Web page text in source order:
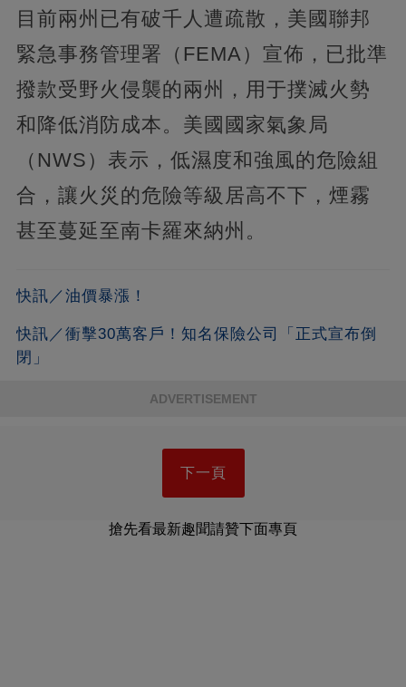
目前兩州已有破千人遭疏散，美國聯邦
緊急事務管理署（FEMA）宣佈，已批準
撥款受野火侵襲的兩州，用于撲滅火勢
和降低消防成本。美國國家氣象局
（NWS）表示，低濕度和強風的危險組
合，讓火災的危險等級居高不下，煙霧
甚至蔓延至南卡羅來納州。
快訊／油價暴漲！
快訊／衝擊30萬客戶！知名保險公司「正式宣布倒
閉」
ADVERTISEMENT
下一頁
搶先看最新趣聞請贊下面專頁